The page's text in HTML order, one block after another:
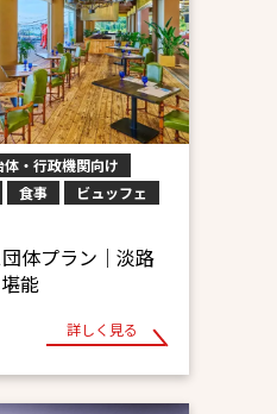
体・行政機関向け
食事
ビュッフェ
体プラン｜淡路
能
詳しく見る